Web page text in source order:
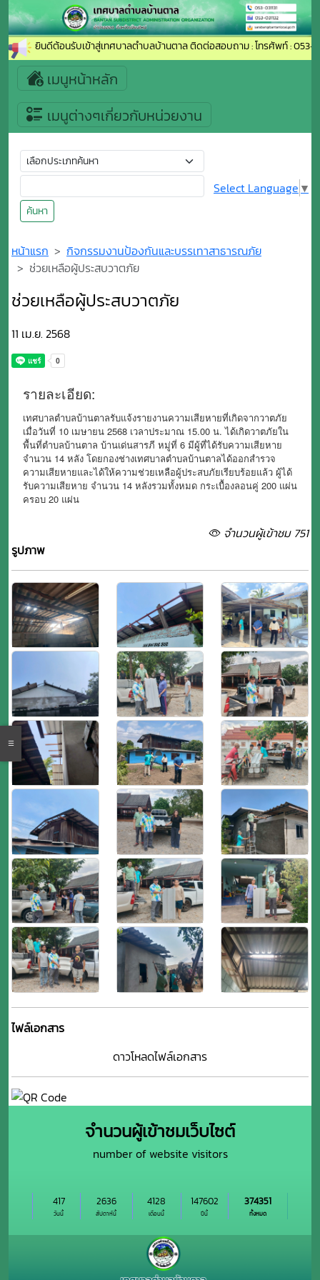
ยินดีต้อนรับเข้าสู่เทศบาลตำบลบ้านตาล ติดต่อสอบถาม : โทรศัพท์ : 053-
เมนูหน้าหลัก
เมนูต่างๆเกี่ยวกับหน่วยงาน
ค้นหา
Select Language ▼
หน้าแรก
กิจกรรมงานป้องกันและบรรเทาสาธารณภัย
ช่วยเหลือผู้ประสบวาตภัย
ช่วยเหลือผู้ประสบวาตภัย
11 เม.ย. 2568
รายละเอียด:
เทศบาลตำบลบ้านตาลรับแจ้งรายงานความเสียหายที่เกิดจากวาตภัย
เมื่อวันที่ 10 เมษายน 2568 เวลาประมาณ 15.00 น. ได้เกิดวาตภัยใน
พื้นที่ตำบลบ้านตาล บ้านเด่นสารภี หมู่ที่ 6 มีผู้ที่ได้รับความเสียหาย
จำนวน 14 หลัง โดยกองช่างเทศบาลตำบลบ้านตาลได้ออกสำรวจ
ความเสียหายและได้ให้ความช่วยเหลือผู้ประสบภัยเรียบร้อยแล้ว ผู้ได้
รับความเสียหาย จำนวน 14 หลังรวมทั้งหมด กระเบื้องลอนคู่ 200 แผ่น
ครอบ 20 แผ่น
จำนวนผู้เข้าชม 751
รูปภาพ
ไฟล์เอกสาร
ดาวโหลดไฟล์เอกสาร
จำนวนผู้เข้าชมเว็บไซต์
number of website visitors
วันนี้
417
สัปดาห์นี้
2636
เดือนนี้
4128
ปีนี้
147602
ทั้งหมด
374351